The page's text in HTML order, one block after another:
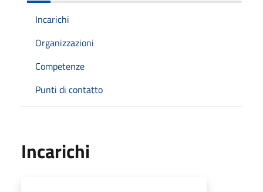
Incarichi
Organizzazioni
Competenze
Punti di contatto
Incarichi